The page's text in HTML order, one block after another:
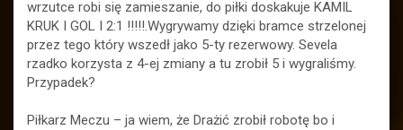
wrzutce robi się zamieszanie, do piłki doskakuje KAMIL
KRUK I GOL I 2:1 !!!!!.Wygrywamy dzięki bramce strzelonej
przez tego który wszedł jako 5-ty rezerwowy. Sevela
rzadko korzysta z 4-ej zmiany a tu zrobił 5 i wygraliśmy.
Przypadek?
Piłkarz Meczu – ja wiem, że Drażić zrobił robotę bo i